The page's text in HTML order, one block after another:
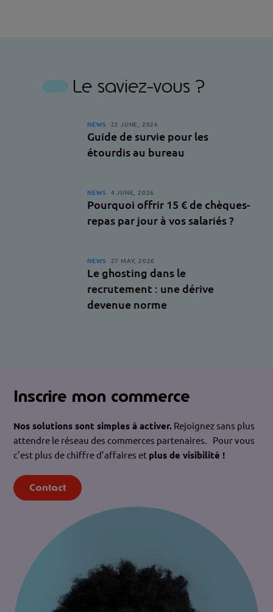
Le saviez-vous ?
NEWS 22 JUNE, 2026
Guide de survie pour les
étourdis au bureau
NEWS 4 JUNE, 2026
Pourquoi offrir 15 € de chèques-
repas par jour à vos salariés ?
NEWS 27 MAY, 2026
Le ghosting dans le
recrutement : une dérive
devenue norme
Inscrire mon commerce
Nos solutions sont simples à activer. Rejoignez sans plus
attendre le réseau des commerces partenaires. Pour vous
c’est plus de chiffre d’affaires et plus de visibilité !
Contact